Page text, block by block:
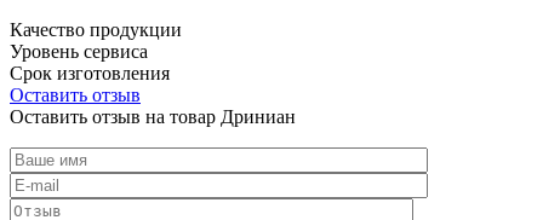
Качество продукции
Уровень сервиса
Срок изготовления
Оставить отзыв
Оставить отзыв на товар Дриниан